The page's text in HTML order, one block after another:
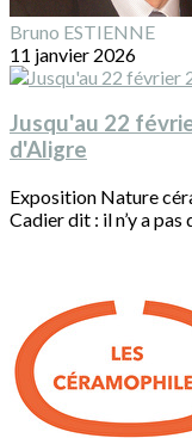
Bruno ESTIENNE
11 janvier 2026
Jusqu'au 22
d'Aligre
Exposition Nature
Cadier dit : il n’y a pas